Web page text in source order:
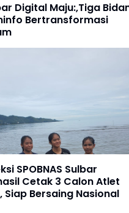
Digital Maju:,Tiga
Bertransformasi
SPOBNAS Sulbar
Cetak 3 Calon Atlet
Siap Bersaing Nasional